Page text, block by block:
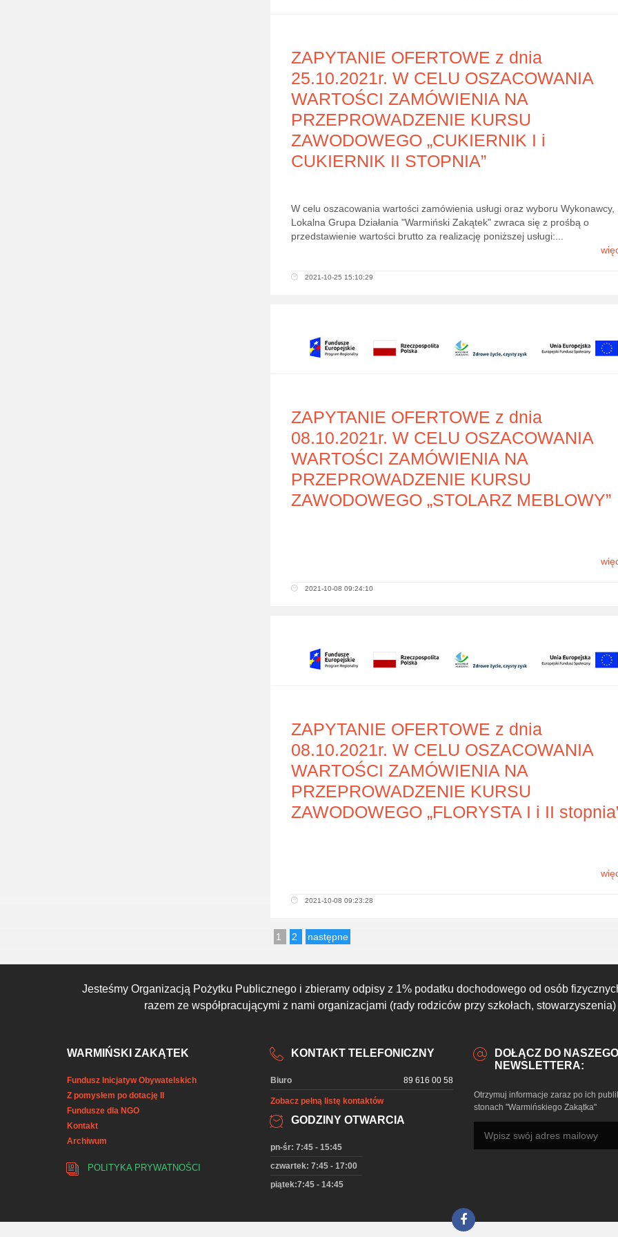
ZAPYTANIE OFERTOWE z dnia
25.10.2021r. W CELU OSZACOWANIA
WARTOŚCI ZAMÓWIENIA NA
PRZEPROWADZENIE KURSU
ZAWODOWEGO „CUKIERNIK I i
CUKIERNIK II STOPNIA”
W celu oszacowania wartości zamówienia usługi oraz wyboru Wykonawcy,
Lokalna Grupa Działania "Warmiński Zakątek" zwraca się z prośbą o
przedstawienie wartości brutto za realizację poniższej usługi:...
2021-10-25 15:10:29
ZAPYTANIE OFERTOWE z dnia
08.10.2021r. W CELU OSZACOWANIA
WARTOŚCI ZAMÓWIENIA NA
PRZEPROWADZENIE KURSU
ZAWODOWEGO „STOLARZ MEBLOWY”
2021-10-08 09:24:10
ZAPYTANIE OFERTOWE z dnia
08.10.2021r. W CELU OSZACOWANIA
WARTOŚCI ZAMÓWIENIA NA
PRZEPROWADZENIE KURSU
ZAWODOWEGO „FLORYSTA I i II
2021-10-08 09:23:28
1 2 następne
Jesteśmy Organizacją Pożytku Publicznego i zbieramy odpisy z 1% podatku dochodowego od osób
razem ze współpracującymi z nami organizacjami (rady rodziców przy szkołach,
WARMIŃSKI ZAKĄTEK
Fundusz Inicjatyw Obywatelskich
Z pomysłem po dotację II
Fundusze dla NGO
Kontakt
Archiwum
POLITYKA PRYWATNOŚCI
KONTAKT TELEFONICZNY
Biuro 89 616 00 58
Zobacz pełną listę kontaktów
GODZINY OTWARCIA
pn-śr: 7:45 - 15:45
czwartek: 7:45 - 17:00
piątek:7:45 - 14:45
DOŁĄCZ DO NASZEGO
NEWSLETTERA:
Otrzymuj informacje zaraz po ich
stonach "Warmińskiego Zakątka"